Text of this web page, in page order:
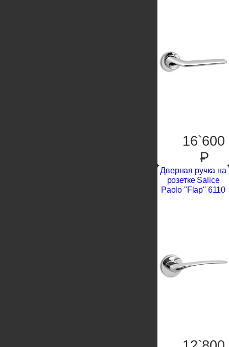
16`600
P
Дверная ручка на
розетке Salice
Paolo "Flap" 6110